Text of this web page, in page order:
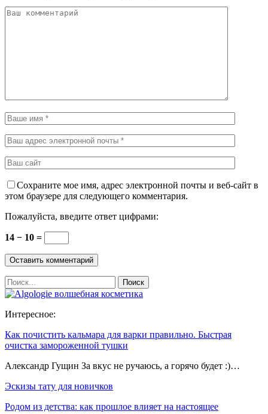
Сохраните мое имя, адрес электронной почты и веб-сайт в
этом браузере для следующего комментария.
Пожалуйста, введите ответ цифрами:
14 − 10 =
Интересное:
Как почистить кальмара для варки правильно. Быстрая
очистка замороженной тушки
Александр Гущин За вкус не ручаюсь, а горячо будет :)…
Эскизы тату для новичков
Родом из детства: как прошлое влияет на настоящее